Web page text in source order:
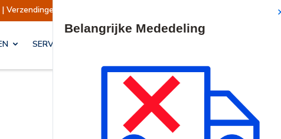
opgeschort Verzendingen worden op
SERVICES & OPLOSSINGEN